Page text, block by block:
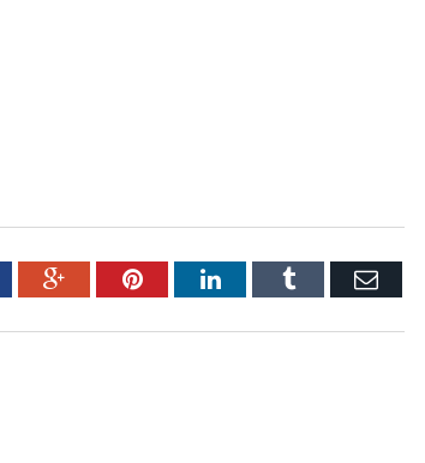
Google+PinterestLinkedInTumblr Email